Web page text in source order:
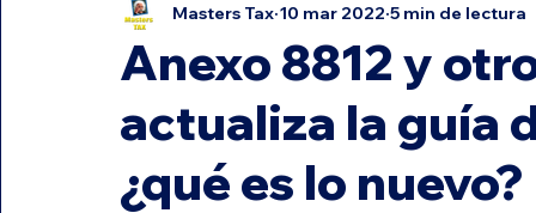
Anexo 8812 y
actualiza la guía
¿qué es lo nuevo?
Masters Tax 10 mar 2022 5 min de lectura